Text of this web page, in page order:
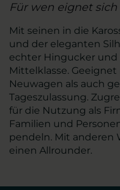
Für wen eignet sich
Mit seinen in die
und der eleganten
echter Hingucker und
Mittelklasse. Geeignet
Neuwagen als auch
Tageszulassung.
für die Nutzung als
Familien und
pendeln. Mit anderen
einen Allrounder.